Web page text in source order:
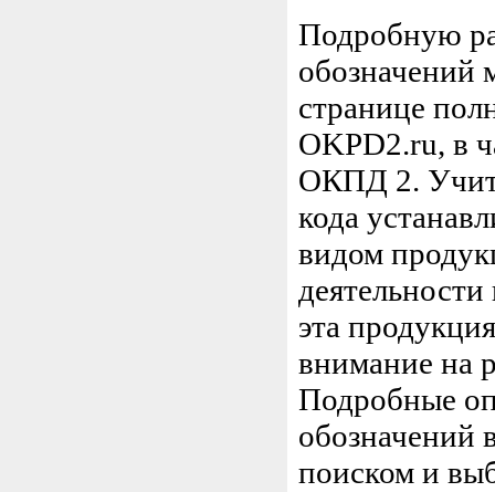
Подробную
обозначений
странице
OKPD2.ru, в
ОКПД 2.
кода
видом
эта
внимание на
Подробные
обозначений
поиском и